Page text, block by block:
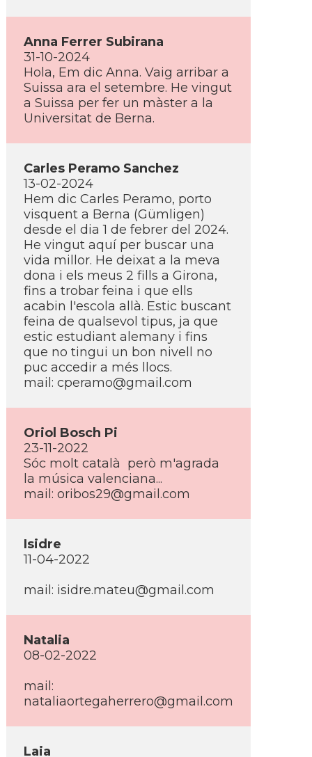
Anna Ferrer Subirana
31-10-2024
Hola, Em dic Anna. Vaig arribar a
Suissa ara el setembre. He vingut
a Suissa per fer un màster a la
Universitat de Berna.
Carles Peramo Sanchez
13-02-2024
Hem dic Carles Peramo, porto
visquent a Berna (Gümligen)
desde el dia 1 de febrer del 2024.
He vingut aquí­ per buscar una
vida millor. He deixat a la meva
dona i els meus 2 fills a Girona,
fins a trobar feina i que ells
acabin l'escola allà. Estic buscant
feina de qualsevol tipus, ja que
estic estudiant alemany i fins
que no tingui un bon nivell no
puc accedir a més llocs.
mail: cperamo@gmail.com
Oriol Bosch Pi
23-11-2022
Sóc molt català però m'agrada
la música valenciana...
mail: oribos29@gmail.com
Isidre
11-04-2022
mail: isidre.mateu@gmail.com
Natalia
08-02-2022
mail:
nataliaortegaherrero@gmail.com
Laia